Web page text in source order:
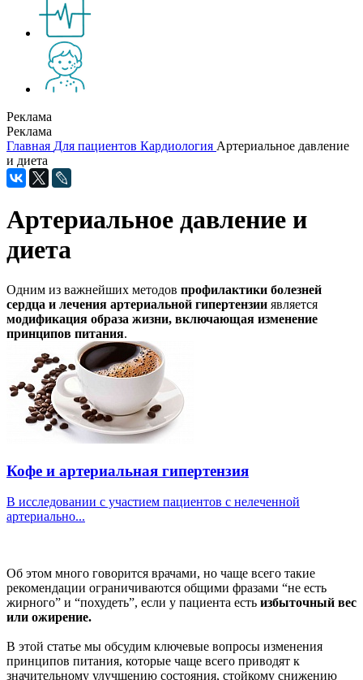
Реклама
Реклама
Главная Для пациентов Кардиология Артериальное давление
и диета
Артериальное давление и
диета
Одним из важнейших методов профилактики болезней
сердца и лечения артериальной гипертензии является
модификация образа жизни, включающая изменение
принципов питания.
Кофе и артериальная гипертензия
В исследовании с участием пациентов с нелеченной
артериально...
Об этом много говорится врачами, но чаще всего такие
рекомендации ограничиваются общими фразами “не есть
жирного” и “похудеть”, если у пациента есть избыточный вес
или ожирение.
В этой статье мы обсудим ключевые вопросы изменения
принципов питания, которые чаще всего приводят к
значительному улучшению состояния, стойкому снижению